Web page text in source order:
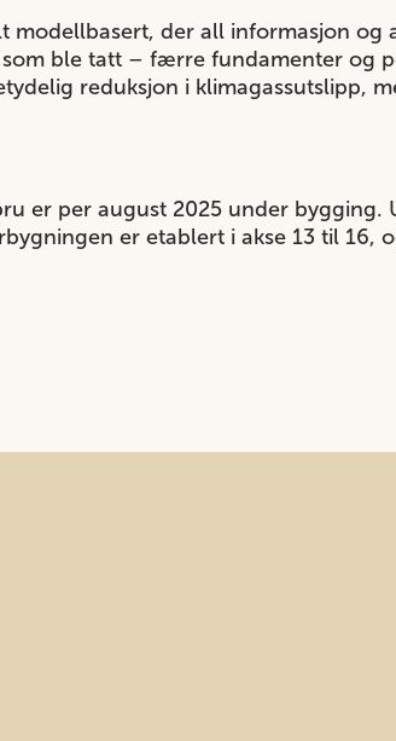
modellbasert, der all informasjon
ble tatt – færre fundamenter og
reduksjon i klimagassutslipp,
er per august 2025 under
er etablert i akse 13 til